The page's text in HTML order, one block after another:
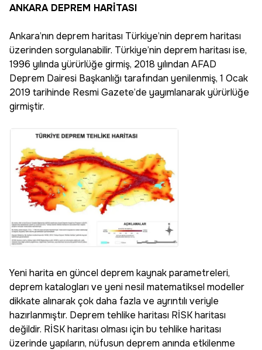
ANKARA DEPREM HARİTASI
Ankara’nın deprem haritası Türkiye’nin deprem haritası
üzerinden sorgulanabilir. Türkiye’nin deprem haritası ise,
1996 yılında yürürlüğe girmiş, 2018 yılından AFAD
Deprem Dairesi Başkanlığı tarafından yenilenmiş, 1 Ocak
2019 tarihinde Resmi Gazete’de yayımlanarak yürürlüğe
girmiştir.
Yeni harita en güncel deprem kaynak parametreleri,
deprem katalogları ve yeni nesil matematiksel modeller
dikkate alınarak çok daha fazla ve ayrıntılı veriyle
hazırlanmıştır. Deprem tehlike haritası RİSK haritası
değildir. RİSK haritası olması için bu tehlike haritası
üzerinde yapıların, nüfusun deprem anında etkilenme